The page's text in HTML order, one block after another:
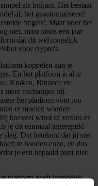
als briljant. Het bestaat
al, het geautomatiseerd
‘regels'. Maar voor het
niet, maar sinds een jaar
dat dit wél mogelijk
voor crypto's.
koppelen aan je
En het platform is al te
Kraken, Binance en
meer exchanges bij.
het platform voor jou
er moeten worden
hoeveel winst of verlies er
je dit eenmaal ingeregeld
slag. Dat betekent dat jij niet
te houden enzo, en dus
je een bepaald punt niet
platform heeft inmiddels